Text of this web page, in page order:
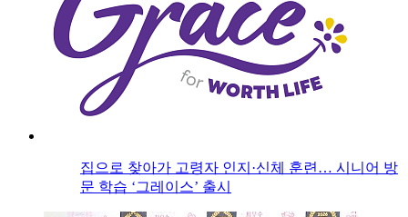
집으로 찾아가 고령자 인지·신체 훈련… 시니어 방
문 학습 ‘그레이스’ 출시